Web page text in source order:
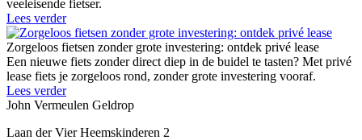
veeleisende fietser.
Lees verder
Zorgeloos fietsen zonder grote investering: ontdek privé lease
Een nieuwe fiets zonder direct diep in de buidel te tasten? Met privé
lease fiets je zorgeloos rond, zonder grote investering vooraf.
Lees verder
John Vermeulen Geldrop
Laan der Vier Heemskinderen 2